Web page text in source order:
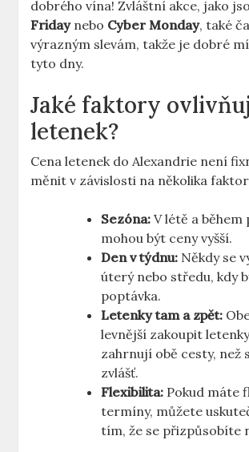
dobrého vína! Zvláštní akce, jako
Fridaynebo Cyber Monday, také
výrazným slevám, takže je dobré
tyto dny.
Jaké faktory
letenek?
Cena letenek do Alexandrie není
měnit v závislosti na několika
Sezóna: V létě a
mohou být ceny vyšší.
Den v týdnu: Někdy se
úterý nebo středu, kdy
poptávka.
Letenky tam a zpět:
levnější zakoupit
zahrnují obě cesty, než
zvlášť.
Flexibilita: Pokud máte
termíny, můžete
tím, že se přizpůsobíte